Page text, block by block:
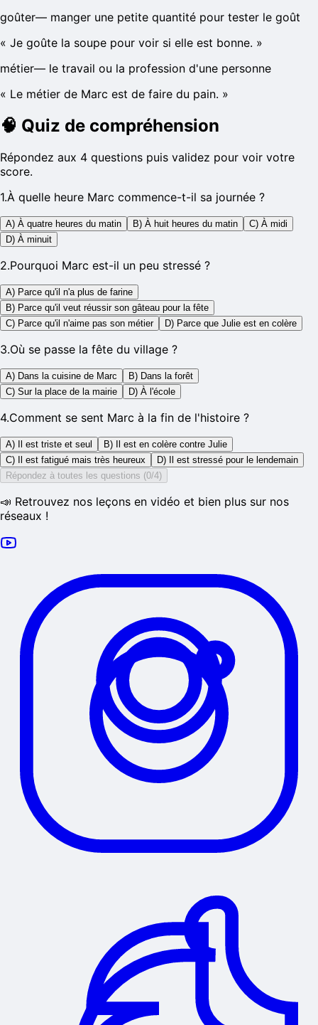
goûter— manger une petite quantité pour tester le goût
« Je goûte la soupe pour voir si elle est bonne. »
métier— le travail ou la profession d'une personne
« Le métier de Marc est de faire du pain. »
🧠 Quiz de compréhension
Répondez aux 4 questions puis validez pour voir votre
score.
1.À quelle heure Marc commence-t-il sa journée ?
A) À quatre heures du matin B) À huit heures du matin
C) À midi
D) À minuit
2.Pourquoi Marc est-il un peu stressé ?
A) Parce qu'il n'a plus de farine
B) Parce qu'il veut réussir son gâteau pour la fête
C) Parce qu'il n'aime pas son métier
D) Parce que Julie est en colère
3.Où se passe la fête du village ?
A) Dans la cuisine de Marc
B) Dans la forêt
C) Sur la place de la mairie
D) À l'école
4.Comment se sent Marc à la fin de l'histoire ?
A) Il est triste et seul
B) Il est en colère contre Julie
C) Il est fatigué mais très heureux
D) Il est stressé pour le lendemain
Répondez à toutes les questions (0/4)
📣 Retrouvez nos leçons en vidéo et bien plus sur nos
réseaux !